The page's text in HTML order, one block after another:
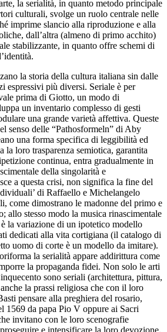
la serialità, in quanto metodo principale
culturali, svolge un ruolo centrale nelle
imprime slancio alla riproduzione e alla
dall’altra (almeno di primo acchito)
stabilizzante, in quanto offre schemi di
la storia della cultura italiana sin dalle
espressivi più diversi. Seriale è per
prima di Giotto, un modo di
un inventario complesso di gesti
una grande varietà affettiva. Queste
senso delle “Pathosformeln” di Aby
una forma specifica di leggibilità ed
la loro trasparenza semiotica, garantita
continua, entra gradualmente in
della singolarità e
a questa crisi, non significa la fine del
di Raffaello e Michelangelo
come dimostrano le madonne del primo e
allo stesso modo la musica rinascimentale
la variazione di un ipotetico modello
dedicati alla vita cortigiana (il catalogo di
uomo di corte è un modello da imitare).
la serialità appare addirittura come
la propaganda fidei. Non solo le arti
sono seriali (architettura, pittura,
la prassi religiosa che con il loro
pensare alla preghiera del rosario,
1569 da papa Pio V oppure ai Sacri
invitano con le loro scenografie
e intensificare la loro devozione.